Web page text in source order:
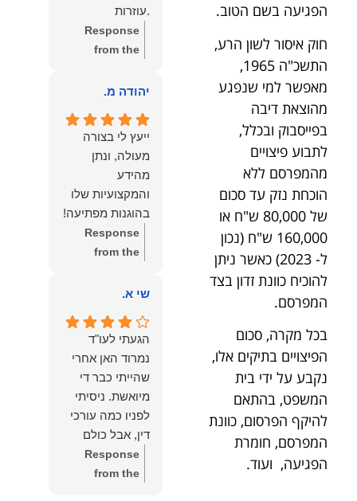
הפגיעה בשם הטוב.
חוק איסור לשון הרע,
התשכ"ה 1965,
מאפשר למי שנפגע
מהוצאת דיבה
בפייסבוק ובכלל,
לתבוע פיצויים
מהמפרסם ללא
הוכחת נזק עד סכום
של 80,000 ש"ח או
160,000 ש"ח (נכון
ל- 2023) כאשר ניתן
להוכיח כוונת זדון בצד
המפרסם.
בכל מקרה, סכום
הפיצויים בתיקים אלו,
נקבע על ידי בית
המשפט, בהתאם
להיקף הפרסום, כוונת
המפרסם, חומרת
הפגיעה, ועוד.
.עוזרות
.ומקשיבות .אין לי
מילים להודות
העוצמות
.והצגת אמת
.תודה לכם תמיד
תשאירו לי אור
בעניים .
Response
from the
רבה על המילים
והחמות! כיף
גדול לשמוע
שהרגשת בידיים
טובות. בשביל
הצוות שלנו זה
שווה את הכל.
נשמח תמיד
לעמוד לרשותך!
משרד עורכי דין
ונוטריון
יהודה מ.
ייעץ לי בצורה
מעולה, ונתן
מהידע
והמקצועיות שלו
בהוגנות מפתיעה!
Response
from the
יהודה, תודה
שמחנו מאוד
לשמוע שהייעוץ
עזר לך ושהיית
מרוצה.
מבחינתנו הוגנות
ומקצועיות הן
מעל הכל. נשמח
תמיד לעמוד
לרשותך בהמשך
שי א.
הגעתי לעו"ד
נמרוד האן אחרי
שהייתי כבר די
מיואשת. ניסיתי
לפניו כמה עורכי
דין, אבל כולם
נרתעו כי היה
מדובר בנושא
Response
from the